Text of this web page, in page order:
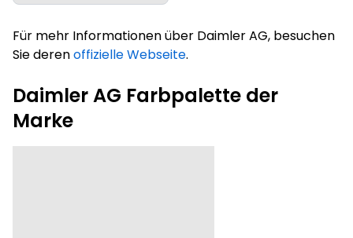
Für mehr Informationen über Daimler AG, besuchen
Sie derenoffizielle Webseite.
Daimler AG Farbpalette der
Marke